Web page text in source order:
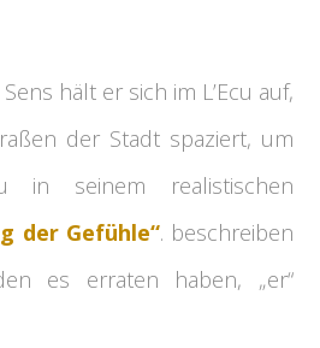
hält er sich im L’Ecu auf,
der Stadt spaziert, um
in seinem realistischen
der Gefühle“. beschreiben
es erraten haben, „er“